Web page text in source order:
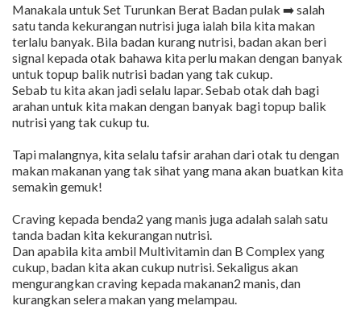
Manakala untuk Set Turunkan Berat Badan pulak ➡️ salah
satu tanda kekurangan nutrisi juga ialah bila kita makan
terlalu banyak. Bila badan kurang nutrisi, badan akan beri
signal kepada otak bahawa kita perlu makan dengan banyak
untuk topup balik nutrisi badan yang tak cukup.
Sebab tu kita akan jadi selalu lapar. Sebab otak dah bagi
arahan untuk kita makan dengan banyak bagi topup balik
nutrisi yang tak cukup tu.
Tapi malangnya, kita selalu tafsir arahan dari otak tu dengan
makan makanan yang tak sihat yang mana akan buatkan kita
semakin gemuk!
Craving kepada benda2 yang manis juga adalah salah satu
tanda badan kita kekurangan nutrisi.
Dan apabila kita ambil Multivitamin dan B Complex yang
cukup, badan kita akan cukup nutrisi. Sekaligus akan
mengurangkan craving kepada makanan2 manis, dan
kurangkan selera makan yang melampau.